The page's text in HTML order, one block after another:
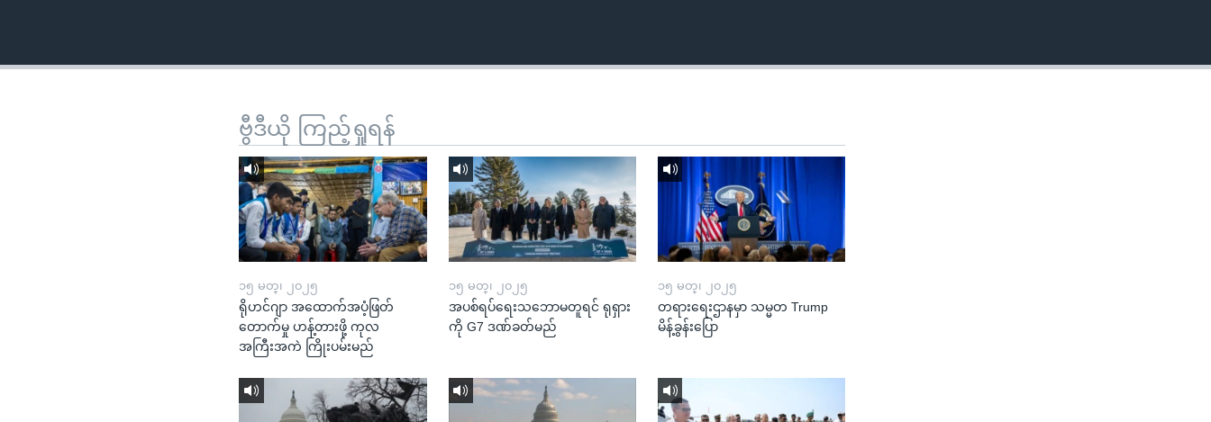
ဗွီဒီယို ကြည့်ရှုရန်
၁၅ မတ္၊ ၂၀၂၅
ရိုဟင်ဂျာ အထောက်အပံ့ဖြတ်
တောက်မှု ဟန့်တားဖို့ ကုလ
အကြီးအကဲ ကြိုးပမ်းမည်
၁၅ မတ္၊ ၂၀၂၅
အပစ်ရပ်ရေးသဘောမတူရင် ရုရှား
ကို G7 ဒဏ်ခတ်မည်
၁၅ မတ္၊ ၂၀၂၅
တရားရေးဌာနမှာ သမ္မတ Trump
မိန့်ခွန်းပြော